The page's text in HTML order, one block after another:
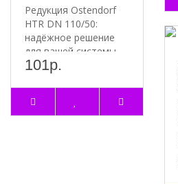
Редукция Ostendorf
HTR DN 110/50:
надёжное решение
для вашей системы
Преимущества
101р.